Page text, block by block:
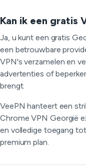
Kan ik een gratis
Ja, u kunt een gratis
een betrouwbare
VPN's verzamelen en
advertenties of
brengt.
VeePN hanteert een
Chrome VPN Georgië
en volledige toegang
premium plan.